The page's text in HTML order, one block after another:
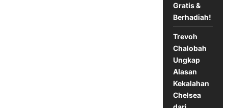
Gratis &
Berhadiah!
Trevoh
Chalobah
Ungkap
Alasan
Kekalahan
Chelsea